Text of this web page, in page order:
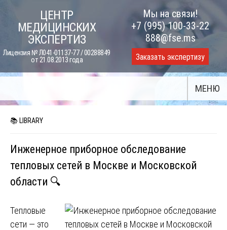
content
ЦЕНТР
МЕДИЦИНСКИХ
ЭКСПЕРТИЗ
Лицензия № Л041-01137-77 / 00288849
от 21.08.2013 года
Мы на связи!
+7 (995) 100-33-22
888@fse.ms
Заказать экспертизу
МЕНЮ
📚 LIBRARY
Инженерное приборное обследование
тепловых сетей в Москве и Московской
области 🔍
Тепловые
сети — это